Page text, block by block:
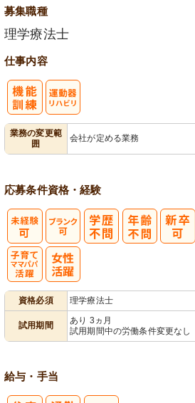
募集職種
理学療法士
仕事内容
業務の変更範
囲
会社が定める業務
応募条件資格・経験
資格必須 理学療法士
試用期間
あり 3ヵ月
試用期間中の労働条件変更なし
給与・手当